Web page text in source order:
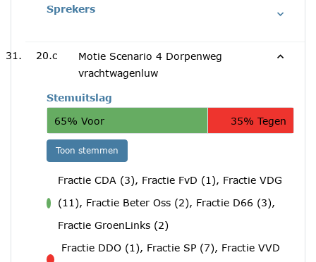
Sprekers
20.c
Motie Scenario 4 Dorpenweg
vrachtwagenluw
Stemuitslag
65% Voor
35% Tegen
Toon stemmen
Fractie CDA (3), Fractie FvD (1), Fractie VDG
(11), Fractie Beter Oss (2), Fractie D66 (3),
Fractie GroenLinks (2)
Fractie DDO (1), Fractie SP (7), Fractie VVD